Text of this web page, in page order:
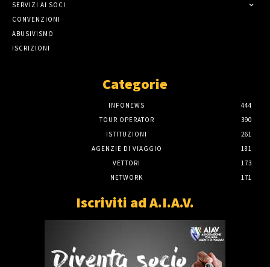
SERVIZI AI SOCI
CONVENZIONI
ABUSIVISMO
ISCRIZIONI
Categorie
INFONEWS
444
TOUR OPERATOR
390
ISTITUZIONI
261
AGENZIE DI VIAGGIO
181
VETTORI
173
NETWORK
171
Iscriviti ad A.I.A.V.